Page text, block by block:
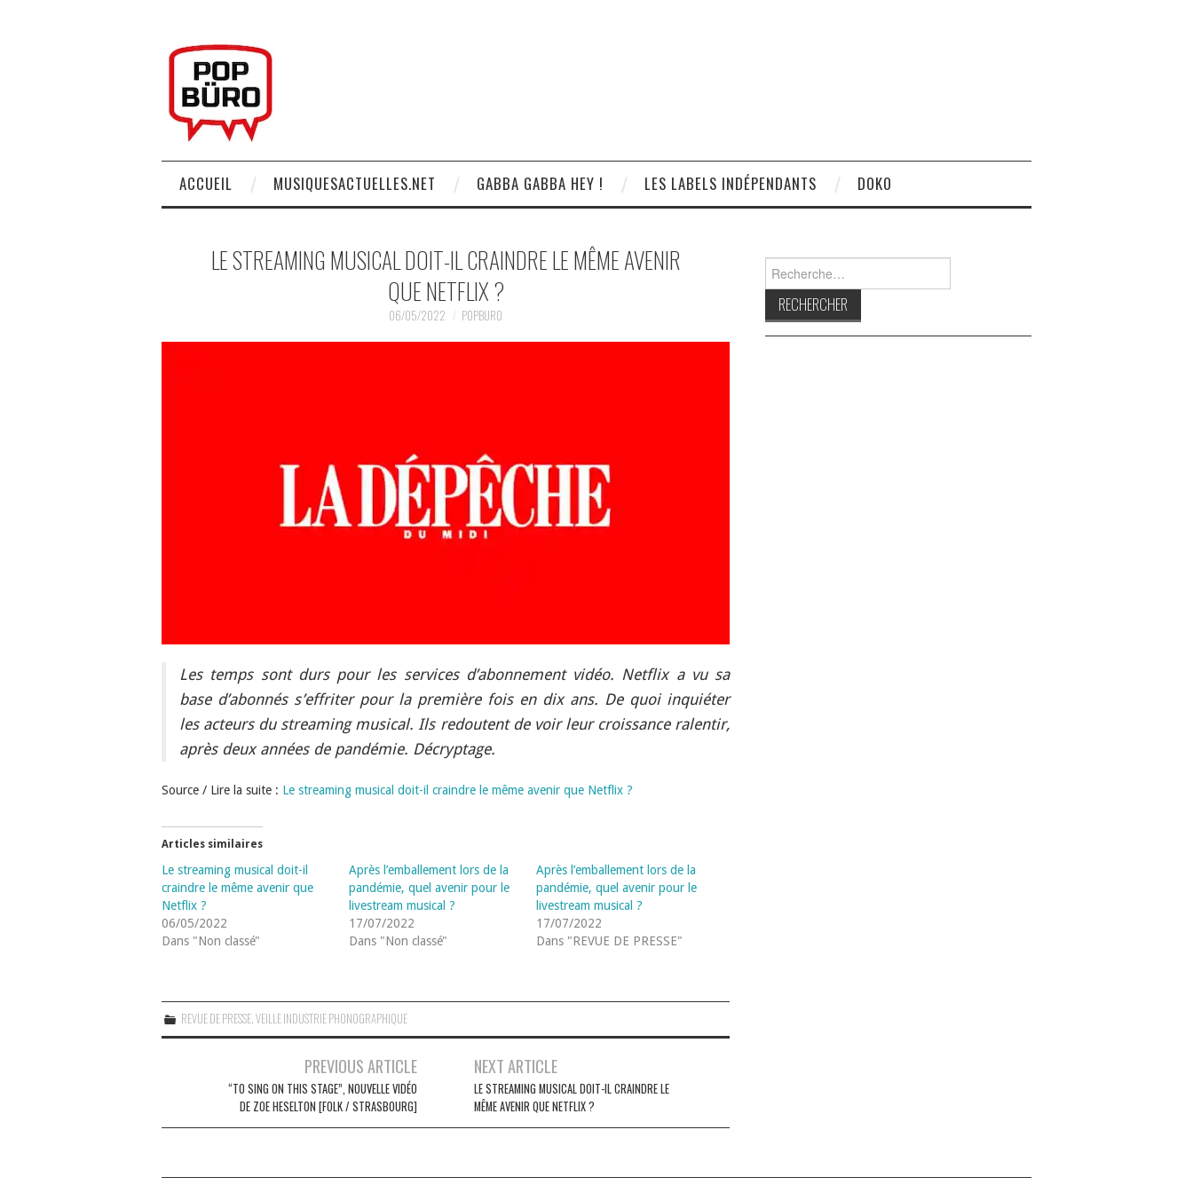
ACCUEIL MUSIQUESACTUELLES.NET GABBA GABBA HEY ! LES LABELS INDÉPENDANTS DOKO
LE STREAMING MUSICAL DOIT-IL CRAINDRE LE MÊME AVENIR
QUE NETFLIX ?
06/05/2022 POPBURO
Les temps sont durs pour les services d’abonnement vidéo. Netflix a vu sa
base d’abonnés s’effriter pour la première fois en dix ans. De quoi inquiéter
les acteurs du streaming musical. Ils redoutent de voir leur croissance ralentir,
après deux années de pandémie. Décryptage.
Source / Lire la suite : Le streaming musical doit-il craindre le même avenir que Netflix ?
Articles similaires
Le streaming musical doit-il
craindre le même avenir que
Netflix ?
06/05/2022
Dans "Non classé"
Après l’emballement lors de la
pandémie, quel avenir pour le
livestream musical ?
17/07/2022
Dans "Non classé"
Après l’emballement lors de la
pandémie, quel avenir pour le
livestream musical ?
17/07/2022
Dans "REVUE DE PRESSE"
REVUE DE PRESSE,VEILLE INDUSTRIE PHONOGRAPHIQUE
PREVIOUS ARTICLE
“TO SING ON THIS STAGE”, NOUVELLE VIDÉO
DE ZOE HESELTON [FOLK / STRASBOURG]
NEXT ARTICLE
LE STREAMING MUSICAL DOIT-IL CRAINDRE LE
MÊME AVENIR QUE NETFLIX ?